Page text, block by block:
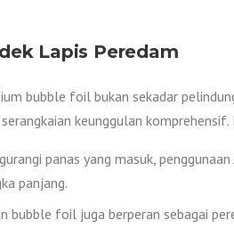
Lapis Peredam
bubble foil bukan sekadar
keunggulan
panas yang masuk,
panjang.
bubble foil juga berperan sebagai